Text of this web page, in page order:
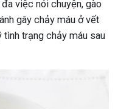
việc nói chuyện, gào
gây chảy máu ở vết
tình trạng chảy máu sau